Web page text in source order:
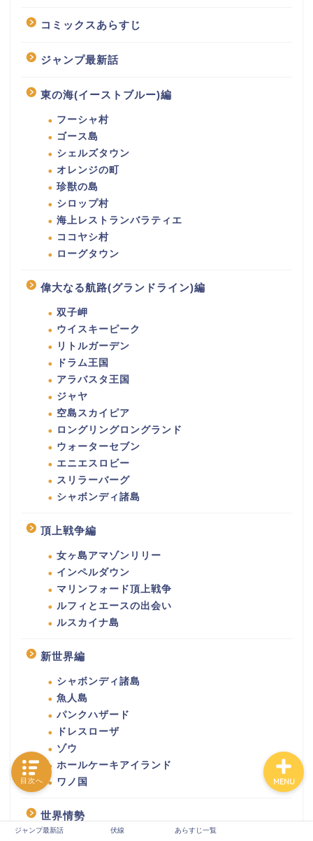
コミックスあらすじ
ジャンプ最新話
東の海(イーストブルー)編
フーシャ村
ゴース島
シェルズタウン
オレンジの町
珍獣の島
シロップ村
海上レストランバラティエ
ココヤシ村
ローグタウン
偉大なる航路(グランドライン)編
双子岬
ウイスキーピーク
リトルガーデン
ドラム王国
アラバスタ王国
ジャヤ
空島スカイピア
ロングリングロングランド
ウォーターセブン
エニエスロビー
スリラーバーグ
シャボンディ諸島
頂上戦争編
女ヶ島アマゾンリリー
インペルダウン
マリンフォード頂上戦争
ルフィとエースの出会い
ルスカイナ島
新世界編
シャボンディ諸島
魚人島
パンクハザード
ドレスローザ
ゾウ
ホールケーキアイランド
ワノ国
世界情勢
ジャンプ最新話 伏線 あらすじ一覧
MENU
目次へ